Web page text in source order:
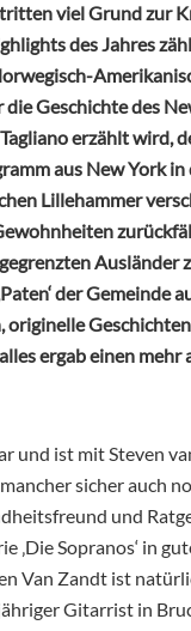
viel Grund zur
des Jahres
die Geschichte des
erzählt wird,
aus New York in
Lillehammer
Ausländer
der Gemeinde
originelle
ergab einen mehr
und ist mit Steven
sicher auch
und
‚Die Sopranos‘ in
Van Zandt ist
Gitarrist in